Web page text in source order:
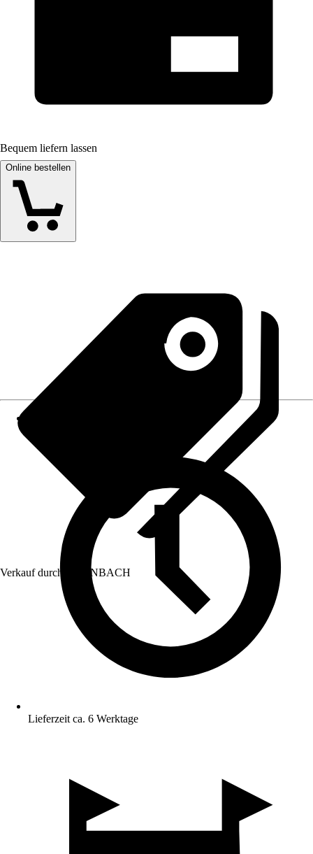
Bequem liefern lassen
Online bestellen
Verkauf durch: HORNBACH
Lieferzeit ca. 6 Werktage